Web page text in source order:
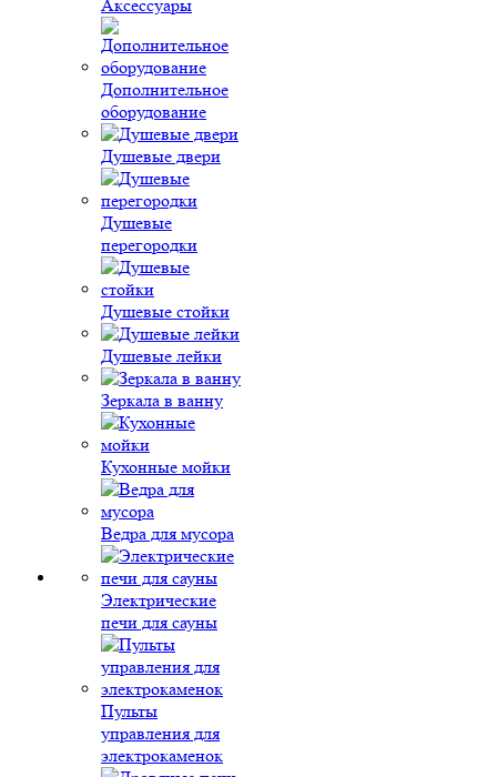
Аксессуары
Дополнительное
оборудование
Душевые двери
Душевые
перегородки
Душевые стойки
Душевые лейки
Зеркала в ванну
Кухонные мойки
Ведра для мусора
Электрические
печи для сауны
Пульты
управления для
электрокаменок